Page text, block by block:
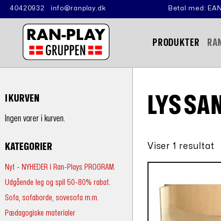
40420932 info@ranplay.dk Betal med:
PRODUKTER
I KURVEN
Ingen varer i kurven.
KATEGORIER
Nyt - NYHEDER i Ran-Plays PROGRAM.
Udgående leg og spil 50-80% rabat.
Sofa, sofaborde, sovesofa m.m.
Pædagogiske materialer
LYS
Viser 1 resultat